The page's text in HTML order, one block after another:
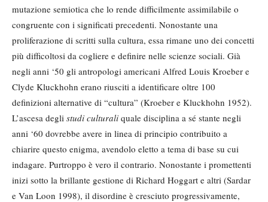
mutazione semiotica che lo rende difficilmente assimilabile o
congruente con i significati precedenti. Nonostante una
proliferazione di scritti sulla cultura, essa rimane uno dei concetti
più difficoltosi da cogliere e definire nelle scienze sociali. Già
negli anni ‘50 gli antropologi americani Alfred Louis Kroeber e
Clyde Kluckhohn erano riusciti a identificare oltre 100
definizioni alternative di “cultura” (Kroeber e Kluckhohn 1952).
L’ascesa degli studi culturali quale disciplina a sé stante negli
anni ‘60 dovrebbe avere in linea di principio contribuito a
chiarire questo enigma, avendolo eletto a tema di base su cui
indagare. Purtroppo è vero il contrario. Nonostante i promettenti
inizi sotto la brillante gestione di Richard Hoggart e altri (Sardar
e Van Loon 1998), il disordine è cresciuto progressivamente,